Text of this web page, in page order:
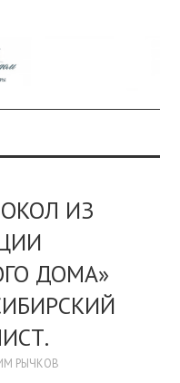
ИЗ
ДОМА»
РЫЧКОВ